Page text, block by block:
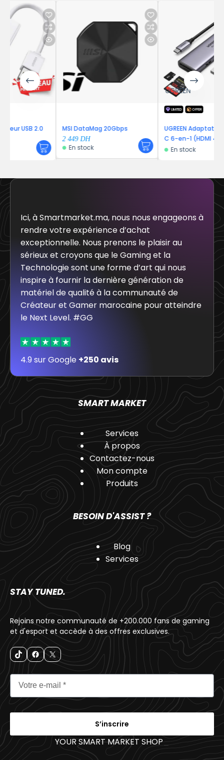
MSI DataMag 20Gbps
2 449DH
En stock
UGREEN Adaptateur Hub USB-
C 6-en-1 (HDMI 4K@30Hz, PD
100W)
En stock
Ici, à Smartmarket.ma, nous nous engageons à
rendre votre expérience d’achat
exceptionnelle. Nous prenons le plaisir au
sérieux et croyons que le Gaming et la
Technologie sont une forme d’art qui nous
inspire à fournir la dernière génération de
matériel de qualité à la communauté de
Créateur et Gamer marocaine pour atteindre
le Next Level. #GG
4.9 sur Google +250 avis
SMART MARKET
Services
À propos
Contactez-nous
Mon compte
Produits
BESOIN D'ASSIST ?
Blog
Services
STAY TUNED.
Rejoins notre communauté de +200.000 fans de gaming
et d'esport et accède à des offres exclusives.
S’inscrire
YOUR SMART MARKET SHOP _